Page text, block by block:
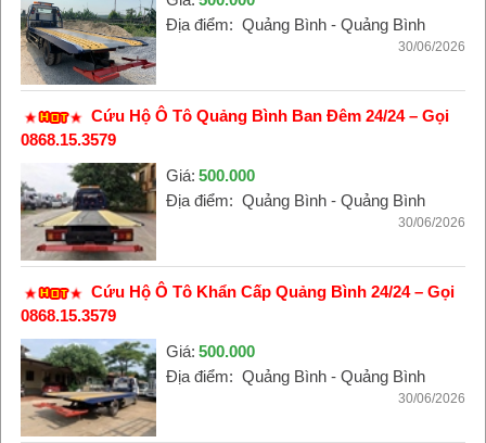
Địa điểm: Quảng Bình - Quảng Bình
30/06/2026
Cứu Hộ Ô Tô Quảng Bình Ban Đêm 24/24 – Gọi
0868.15.3579
Giá: 500.000
Địa điểm: Quảng Bình - Quảng Bình
30/06/2026
Cứu Hộ Ô Tô Khẩn Cấp Quảng Bình 24/24 – Gọi
0868.15.3579
Giá: 500.000
Địa điểm: Quảng Bình - Quảng Bình
30/06/2026